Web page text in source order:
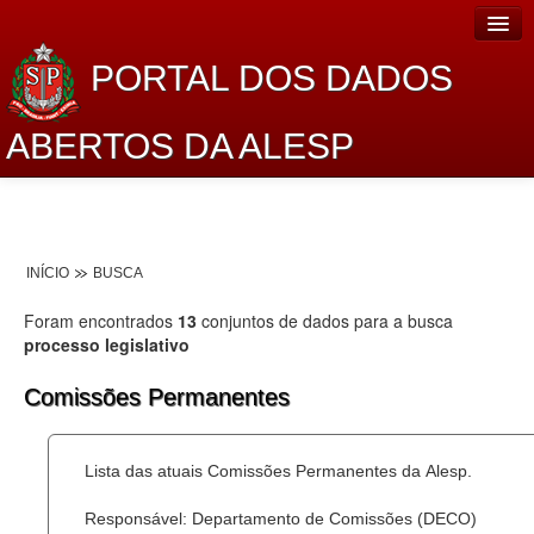
PORTAL DOS DADOS
ABERTOS DA ALESP
Lei de Acesso à Informação
Dados Governamentais Abertos
Planejamento
Catálogo de dados
Processo Legislativo
INÍCIO BUSCA
Foram encontrados 13 conjuntos de dados para a busca
processo legislativo
Comissões Permanentes
Lista das atuais Comissões Permanentes da Alesp.
Responsável: Departamento de Comissões (DECO)